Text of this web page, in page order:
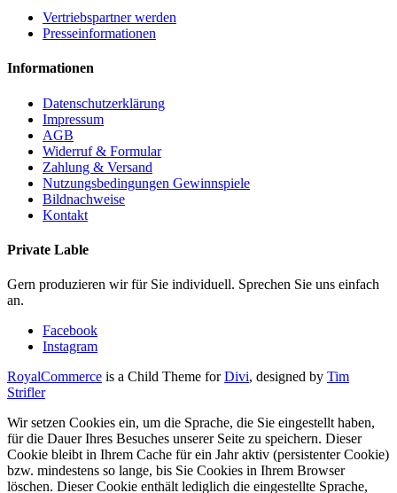
Vertriebspartner werden
Presseinformationen
Informationen
Datenschutzerklärung
Impressum
AGB
Widerruf & Formular
Zahlung & Versand
Nutzungsbedingungen Gewinnspiele
Bildnachweise
Kontakt
Private Lable
Gern produzieren wir für Sie individuell. Sprechen Sie uns einfach
an.
Facebook
Instagram
RoyalCommerce is a Child Theme forDivi, designed by Tim
Strifler
Wir setzen Cookies ein, um die Sprache, die Sie eingestellt haben,
für die Dauer Ihres Besuches unserer Seite zu speichern. Dieser
Cookie bleibt in Ihrem Cache für ein Jahr aktiv (persistenter Cookie)
bzw. mindestens so lange, bis Sie Cookies in Ihrem Browser
löschen. Dieser Cookie enthält lediglich die eingestellte Sprache,